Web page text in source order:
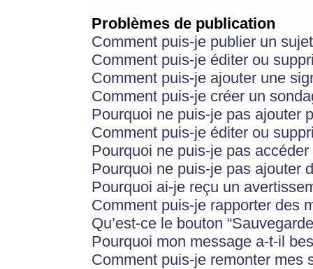
Problèmes de publication
Comment puis-je publier un
Comment puis-je éditer ou
Comment puis-je ajouter une
Comment puis-je créer un
Pourquoi ne puis-je pas ajouter
Comment puis-je éditer ou
Pourquoi ne puis-je pas
Pourquoi ne puis-je pas ajouter
Pourquoi ai-je reçu un
Comment puis-je rapporter des
Qu’est-ce le bouton
Pourquoi mon message a-t-il
Comment puis-je remonter mes